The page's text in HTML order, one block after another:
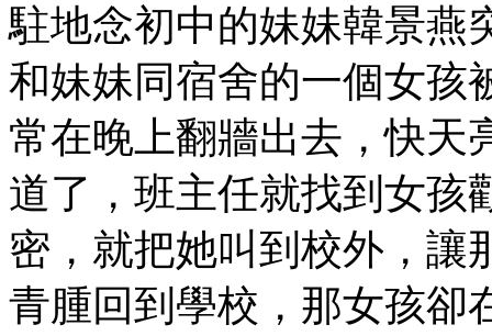
駐地念初中的妹妹韓景燕
和妹妹同宿舍的一個女孩
常在晚上翻牆出去，快天
道了，班主任就找到女孩
密，就把她叫到校外，讓
青腫回到學校，那女孩卻